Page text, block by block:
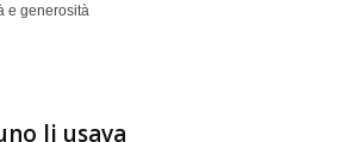
e generosità
li usava